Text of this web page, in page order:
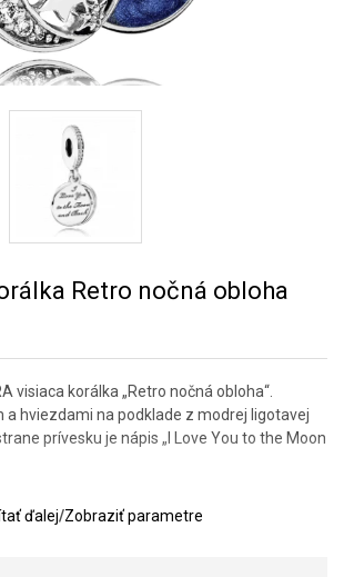
Retro nočná obloha
visiaca korálka „Retro nočná obloha“.
a hviezdami na podklade z modrej ligotavej
prívesku je nápis „I Love You to the Moon
predajcom PANDORA
ďalej/Zobraziť parametre